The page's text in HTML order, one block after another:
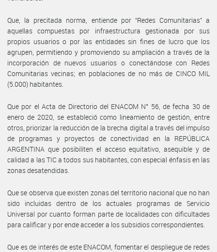
Que, la precitada norma, entiende por “Redes Comunitarias” a
aquellas compuestas por infraestructura gestionada por sus
propios usuarios o por las entidades sin fines de lucro que los
agrupen, permitiendo y promoviendo su ampliación a través de la
incorporación de nuevos usuarios o conectándose con Redes
Comunitarias vecinas; en poblaciones de no más de CINCO MIL
(5.000) habitantes.
Que por el Acta de Directorio del ENACOM N° 56, de fecha 30 de
enero de 2020, se estableció como lineamiento de gestión, entre
otros, priorizar la reducción de la brecha digital a través del impulso
de programas y proyectos de conectividad en la REPÚBLICA
ARGENTINA que posibiliten el acceso equitativo, asequible y de
calidad a las TIC a todos sus habitantes, con especial énfasis en las
zonas desatendidas.
Que se observa que existen zonas del territorio nacional que no han
sido incluidas dentro de los actuales programas de Servicio
Universal por cuanto forman parte de localidades con dificultades
para calificar y por ende acceder a los subsidios correspondientes.
Que es de interés de este ENACOM, fomentar el despliegue de redes